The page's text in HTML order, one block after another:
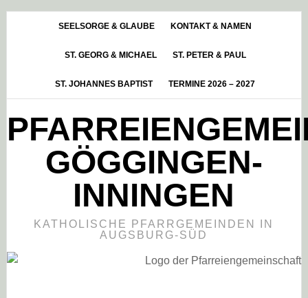
HauptsidebarSEELSORGE & GLAUBE KONTAKT & NAMEN
ST. GEORG & MICHAEL ST. PETER & PAUL
ST. JOHANNES BAPTIST TERMINE 2026 – 2027
GÖGGINGEN-
INNINGEN
KATHOLISCHE PFARRGEMEINDEN IN
AUGSBURG-SÜD